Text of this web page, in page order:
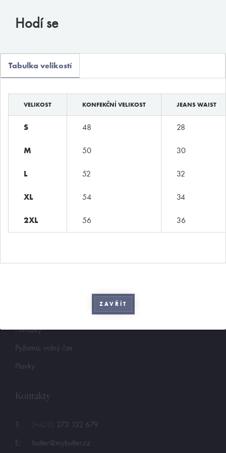
Hodí se
Tabulka velikostí
VELIKOST KONFEKČNÍ VELIKOST JEANS WAIST
S 48 28
M 50 30
L 52 32
XL 54 34
2XL 56 36
ZAVŘÍT
Muchachomalo
Baldesarini
HOM
Tommy Hilfiger
Ralph Lauren
Calvin Klein
Ponožky
Pyžama, volný čas
Plavky
Kontakty
T:
273 132 679
E:
butler@mybutler.cz